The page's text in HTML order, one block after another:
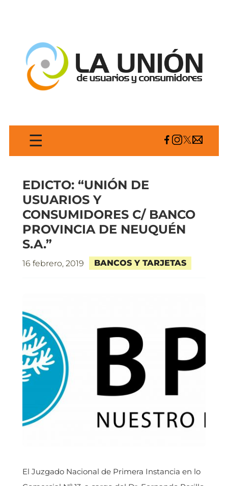
☰
EDICTO: “UNIÓN DE
USUARIOS Y
CONSUMIDORES C/ BANCO
PROVINCIA DE NEUQUÉN
S.A.”
16 febrero, 2019 BANCOS Y TARJETAS
El Juzgado Nacional de Primera Instancia en lo